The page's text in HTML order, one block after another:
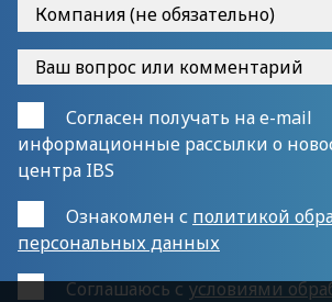
Согласен получать на e-mail
информационные рассылки о
центра IBS
Ознакомлен с политикой
персональных данных
Cоглашаюсь сусловиями